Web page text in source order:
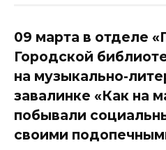
09 марта в отделе
Городской
на музыкально-
завалинке «Как на
побывали
своими